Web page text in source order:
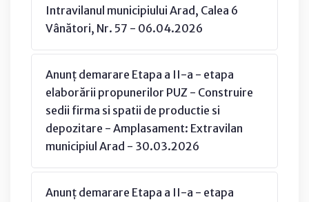
Intravilanul municipiului Arad, Calea 6
Vânători, Nr. 57 - 06.04.2026
Anunț demarare Etapa a II-a - etapa
elaborării propunerilor PUZ - Construire
sedii firma si spatii de productie si
depozitare - Amplasament: Extravilan
municipiul Arad - 30.03.2026
Anunț demarare Etapa a II-a - etapa